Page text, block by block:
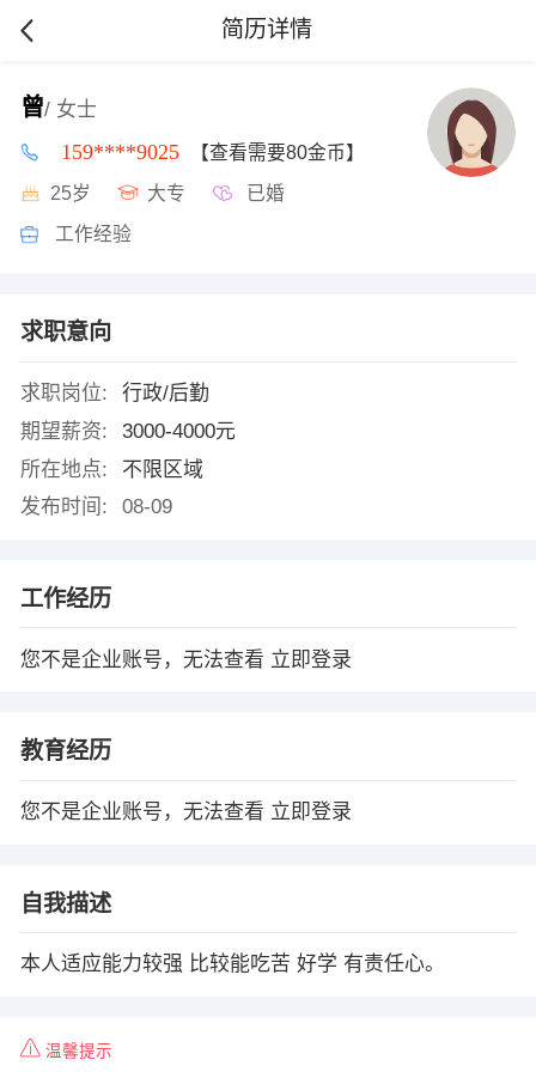
简历详情
曾/ 女士
159****9025 【查看需要80金币】
25岁 大专 已婚
工作经验
求职意向
求职岗位:
行政/后勤
期望薪资:
3000-4000元
所在地点:
不限区域
发布时间:
08-09
工作经历
您不是企业账号，无法查看 立即登录
教育经历
您不是企业账号，无法查看 立即登录
自我描述
本人适应能力较强 比较能吃苦 好学 有责任心。
温馨提示